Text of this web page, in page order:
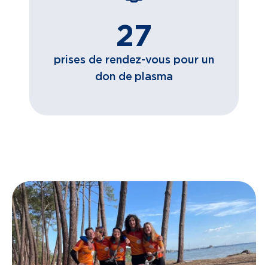
27
prises de rendez-vous pour un
don de plasma